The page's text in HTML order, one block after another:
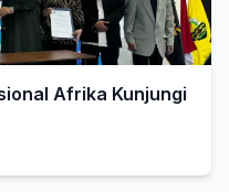
Afrika Kunjungi